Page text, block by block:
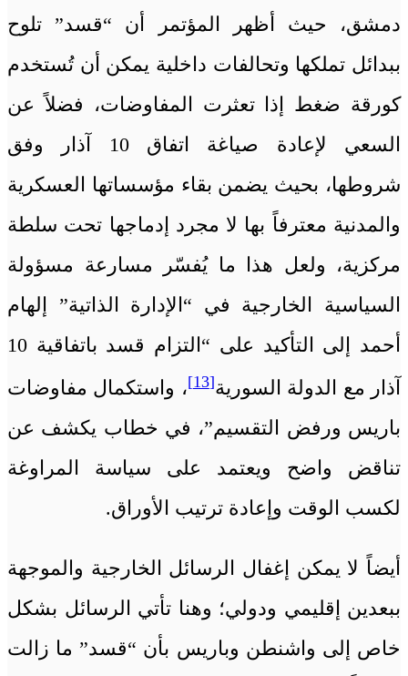
دمشق، حيث أظهر المؤتمر أن “قسد” تلوح
ببدائل تملكها وتحالفات داخلية يمكن أن تُستخدم
كورقة ضغط إذا تعثرت المفاوضات، فضلاً عن
السعي لإعادة صياغة اتفاق 10 آذار وفق
شروطها، بحيث يضمن بقاء مؤسساتها العسكرية
والمدنية معترفاً بها لا مجرد إدماجها تحت سلطة
مركزية، ولعل هذا ما يُفسّر مسارعة مسؤولة
السياسية الخارجية في “الإدارة الذاتية” إلهام
أحمد إلى التأكيد على “التزام قسد باتفاقية 10
آذار مع الدولة السورية[13]
، واستكمال مفاوضات
باريس ورفض التقسيم”، في خطاب يكشف عن
تناقض واضح ويعتمد على سياسة المراوغة
لكسب الوقت وإعادة ترتيب الأوراق.
أيضاً لا يمكن إغفال الرسائل الخارجية والموجهة
ببعدين إقليمي ودولي؛ وهنا تأتي الرسائل بشكل
خاص إلى واشنطن وباريس بأن “قسد” ما زالت